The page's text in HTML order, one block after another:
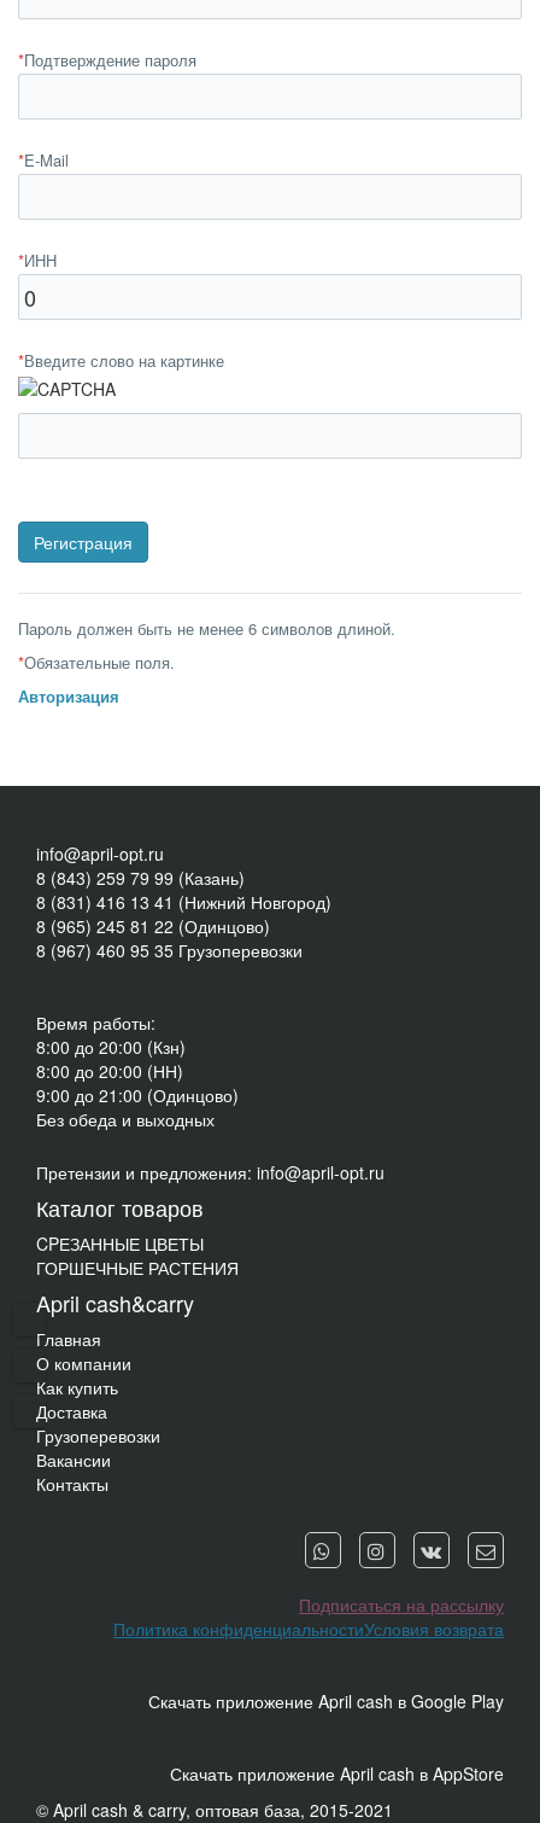
*Подтверждение пароля
*E-Mail
*ИНН
*Введите слово на картинке
Пароль должен быть не менее 6 символов длиной.
*Обязательные поля.
Авторизация
info@april-opt.ru
8 (843) 259 79 99 (Казань)
8 (831) 416 13 41 (Нижний Новгород)
8 (965) 245 81 22 (Одинцово)
8 (967) 460 95 35 Грузоперевозки
Время работы:
8:00 до 20:00 (Кзн)
8:00 до 20:00 (НН)
9:00 до 21:00 (Одинцово)
Без обеда и выходных
Претензии и предложения: info@april-opt.ru
Каталог товаров
CPЕЗАННЫЕ ЦВЕТЫ
ГОРШЕЧНЫЕ РАСТЕНИЯ
April cash&carry
Главная
О компании
Как купить
Доставка
Грузоперевозки
Вакансии
Контакты
Подписаться на рассылку
Условия возврата
Политика конфиденциальности
Скачать приложение April cash в Google Play
Скачать приложение April cash в AppStore
© April cash & carry, оптовая база, 2015-2021